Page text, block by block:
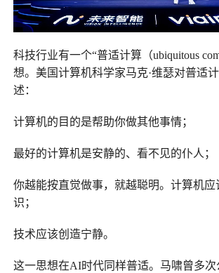
科技行业有一个“普适计算（ubiquitous
想。美国计算机科学家马克·维瑟对普适
述：
计算机的目的是帮助你做其他事情；
最好的计算机是安静的、看不见的仆人；
你越能按直觉做事，就越聪明。计算机应
识；
技术应该创造宁静。
这一思想在AI时代同样普适。马啸曾多次